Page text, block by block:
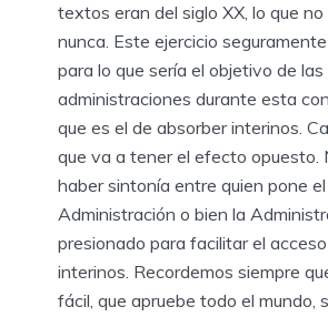
textos eran del siglo XX, lo que
nunca. Este ejercicio
para lo que sería el objetivo de las
administraciones durante esta
que es el de absorber interinos.
que va a tener el efecto opuesto.
haber sintonía entre quien pone
Administración o bien la
presionado para facilitar el
interinos. Recordemos siempre
fácil, que apruebe todo el mundo,